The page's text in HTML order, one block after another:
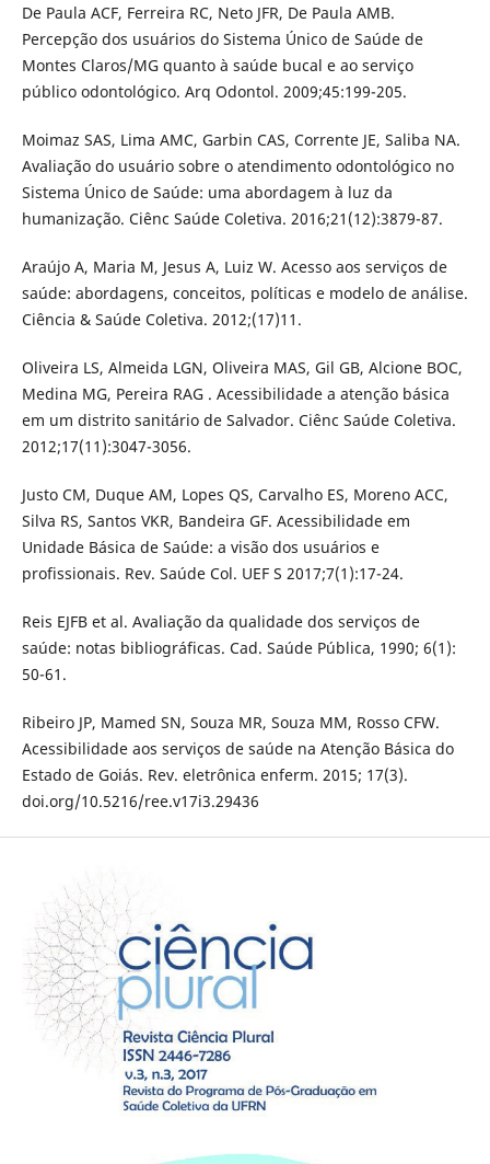
De Paula ACF, Ferreira RC, Neto JFR, De Paula AMB.
Percepção dos usuários do Sistema Único de Saúde de
Montes Claros/MG quanto à saúde bucal e ao serviço
público odontológico. Arq Odontol. 2009;45:199-205.
Moimaz SAS, Lima AMC, Garbin CAS, Corrente JE, Saliba NA.
Avaliação do usuário sobre o atendimento odontológico no
Sistema Único de Saúde: uma abordagem à luz da
humanização. Ciênc Saúde Coletiva. 2016;21(12):3879-87.
Araújo A, Maria M, Jesus A, Luiz W. Acesso aos serviços de
saúde: abordagens, conceitos, políticas e modelo de análise.
Ciência & Saúde Coletiva. 2012;(17)11.
Oliveira LS, Almeida LGN, Oliveira MAS, Gil GB, Alcione BOC,
Medina MG, Pereira RAG . Acessibilidade a atenção básica
em um distrito sanitário de Salvador. Ciênc Saúde Coletiva.
2012;17(11):3047-3056.
Justo CM, Duque AM, Lopes QS, Carvalho ES, Moreno ACC,
Silva RS, Santos VKR, Bandeira GF. Acessibilidade em
Unidade Básica de Saúde: a visão dos usuários e
profissionais. Rev. Saúde Col. UEF S 2017;7(1):17-24.
Reis EJFB et al. Avaliação da qualidade dos serviços de
saúde: notas bibliográficas. Cad. Saúde Pública, 1990; 6(1):
50-61.
Ribeiro JP, Mamed SN, Souza MR, Souza MM, Rosso CFW.
Acessibilidade aos serviços de saúde na Atenção Básica do
Estado de Goiás. Rev. eletrônica enferm. 2015; 17(3).
doi.org/10.5216/ree.v17i3.29436